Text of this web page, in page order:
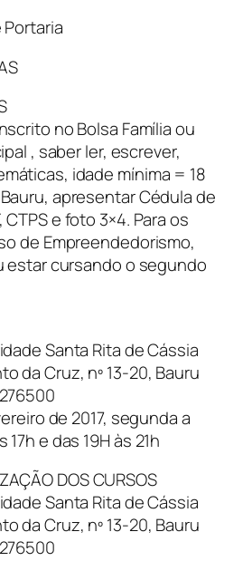
no Bolsa Família ou
, saber ler, escrever,
idade mínima = 18
apresentar Cédula de
e foto 3×4. Para os
de Empreendedorismo,
estar cursando o segundo
Santa Rita de Cássia
da Cruz, nº 13-20, Bauru
de 2017, segunda a
17h e das 19H às 21h
DOS CURSOS
Santa Rita de Cássia
da Cruz, nº 13-20, Bauru